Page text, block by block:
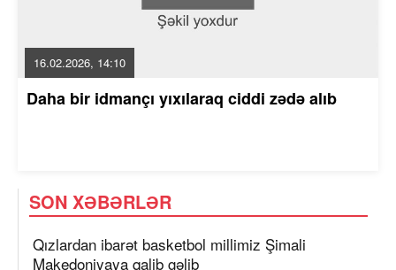
16.02.2026, 14:10
Daha bir idmançı yıxılaraq ciddi zədə alıb
SON XƏBƏRLƏR
Qızlardan ibarət basketbol millimiz Şimali
Makedoniyaya qalib gəlib